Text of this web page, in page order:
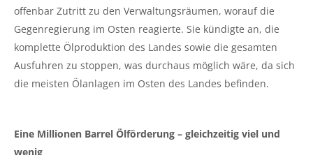
offenbar Zutritt zu den Verwaltungsräumen, worauf die
Gegenregierung im Osten reagierte. Sie kündigte an, die
komplette Ölproduktion des Landes sowie die gesamten
Ausfuhren zu stoppen, was durchaus möglich wäre, da sich
die meisten Ölanlagen im Osten des Landes befinden.
Eine Millionen Barrel Ölförderung – gleichzeitig viel und
wenig